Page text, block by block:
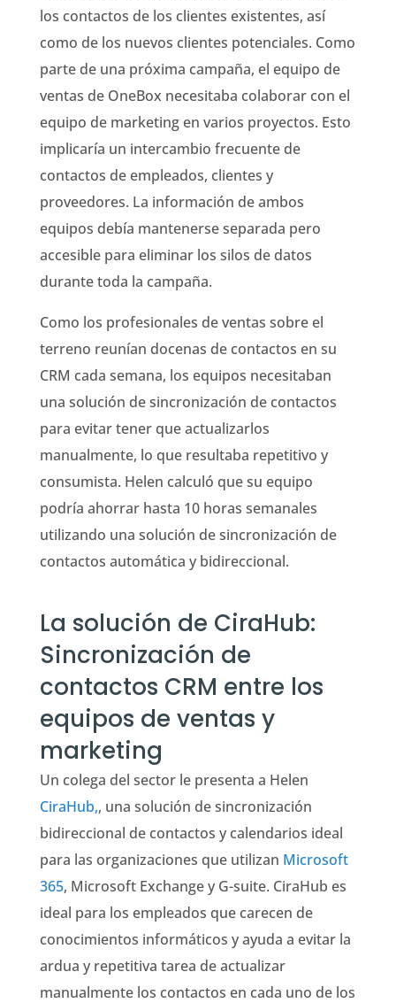
los contactos de los clientes existentes, así
como de los nuevos clientes potenciales. Como
parte de una próxima campaña, el equipo de
ventas de OneBox necesitaba colaborar con el
equipo de marketing en varios proyectos. Esto
implicaría un intercambio frecuente de
contactos de empleados, clientes y
proveedores. La información de ambos
equipos debía mantenerse separada pero
accesible para eliminar los silos de datos
durante toda la campaña.
Como los profesionales de ventas sobre el
terreno reunían docenas de contactos en su
CRM cada semana, los equipos necesitaban
una solución de sincronización de contactos
para evitar tener que actualizarlos
manualmente, lo que resultaba repetitivo y
consumista. Helen calculó que su equipo
podría ahorrar hasta 10 horas semanales
utilizando una solución de sincronización de
contactos automática y bidireccional.
La solución de CiraHub:
Sincronización de
contactos CRM entre los
equipos de ventas y
marketing
Un colega del sector le presenta a Helen
CiraHub,, una solución de sincronización
bidireccional de contactos y calendarios ideal
para las organizaciones que utilizan Microsoft
365, Microsoft Exchange y G-suite. CiraHub es
ideal para los empleados que carecen de
conocimientos informáticos y ayuda a evitar la
ardua y repetitiva tarea de actualizar
manualmente los contactos en cada uno de los